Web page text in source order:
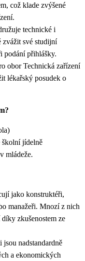
což klade zvýšené
technické i
zvážit své studijní
podání přihlášky.
obor Technická zařízení
lékařský posudek o
školní jídelně
mládeže.
jako konstruktéři,
manažeři. Mnozí z nich
zkušenostem ze
jsou nadstandardně
a ekonomických